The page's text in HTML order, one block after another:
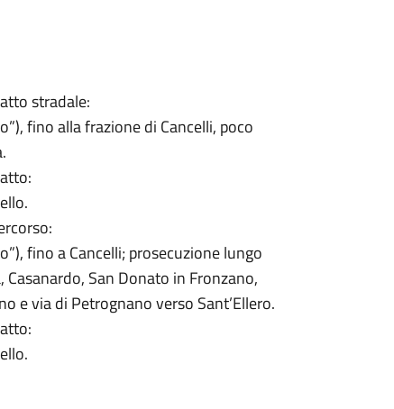
stradale:
fino alla frazione di Cancelli, poco
fino a Cancelli; prosecuzione lungo
San Donato in Fronzano,
e via di Petrognano verso Sant’Ellero.